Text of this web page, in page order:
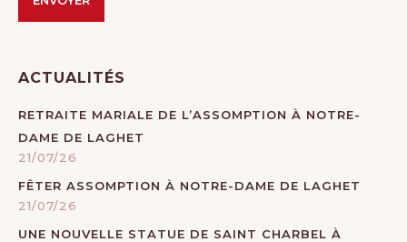
ACTUALITÉS
RETRAITE MARIALE DE L’ASSOMPTION À NOTRE-
DAME DE LAGHET
21/07/26
FÊTER ASSOMPTION À NOTRE-DAME DE LAGHET
21/07/26
UNE NOUVELLE STATUE DE SAINT CHARBEL À